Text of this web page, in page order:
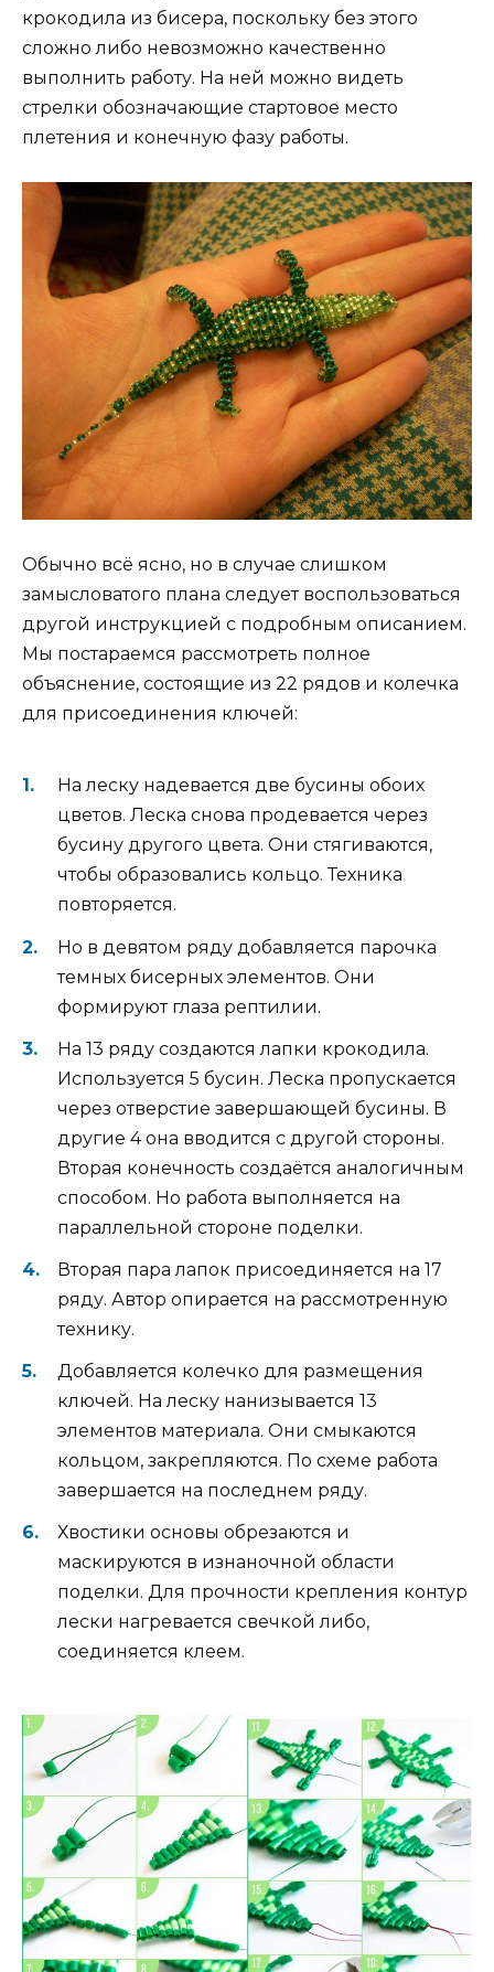
крокодила из бисера, поскольку без этого
сложно либо невозможно качественно
выполнить работу. На ней можно видеть
стрелки обозначающие стартовое место
плетения и конечную фазу работы.
Обычно всё ясно, но в случае слишком
замысловатого плана следует воспользоваться
другой инструкцией с подробным описанием.
Мы постараемся рассмотреть полное
объяснение, состоящие из 22 рядов и колечка
для присоединения ключей:
На леску надевается две бусины обоих
цветов. Леска снова продевается через
бусину другого цвета. Они стягиваются,
чтобы образовались кольцо. Техника
повторяется.
Но в девятом ряду добавляется парочка
темных бисерных элементов. Они
формируют глаза рептилии.
На 13 ряду создаются лапки крокодила.
Используется 5 бусин. Леска пропускается
через отверстие завершающей бусины. В
другие 4 она вводится с другой стороны.
Вторая конечность создаётся аналогичным
способом. Но работа выполняется на
параллельной стороне поделки.
Вторая пара лапок присоединяется на 17
ряду. Автор опирается на рассмотренную
технику.
Добавляется колечко для размещения
ключей. На леску нанизывается 13
элементов материала. Они смыкаются
кольцом, закрепляются. По схеме работа
завершается на последнем ряду.
Хвостики основы обрезаются и
маскируются в изнаночной области
поделки. Для прочности крепления контур
лески нагревается свечкой либо,
соединяется клеем.